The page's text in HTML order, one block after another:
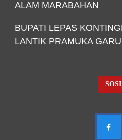
ALAM MARABAHAN
BUPATI LEPAS
LANTIK PRAMUKA